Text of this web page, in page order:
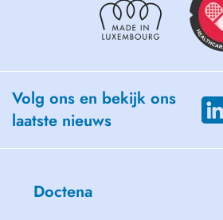
Volg ons en bekijk ons
laatste nieuws
Doctena